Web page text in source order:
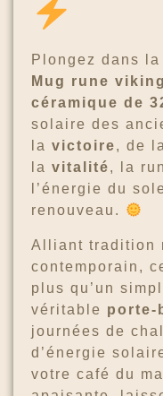
Plongez dans
Mug rune
céramique de
solaire des
la victoire, de
la vitalité, la
l’énergie du
renouveau.
Alliant tradition
contemporain,
plus qu’un
véritable porte-
journées de
d’énergie
votre café du